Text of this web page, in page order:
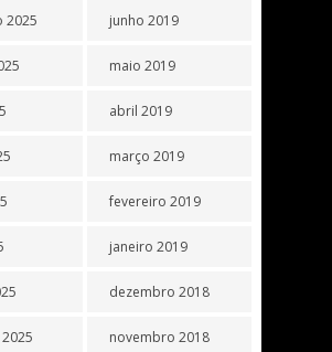
2025 junho 2019
maio 2019
abril 2019
março 2019
fevereiro 2019
janeiro 2019
dezembro 2018
novembro 2018